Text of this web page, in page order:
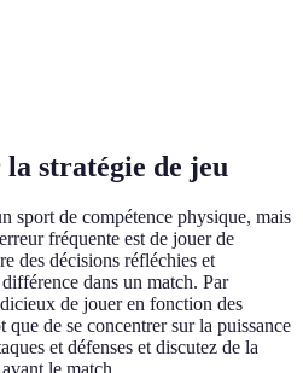
stratégie de jeu
sport de compétence physique, mais
fréquente est de jouer de
des décisions réfléchies et
dans un match. Par
de jouer en fonction des
que de se concentrer sur la puissance
et défenses et discutez de la